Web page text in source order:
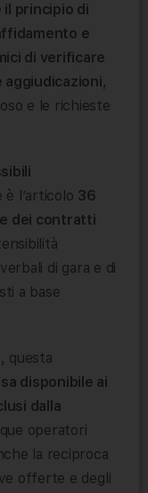
principio di
e
di verificare
,
e le richieste
l’articolo 36
dei contratti
di gara e di
a base
, questa
disponibile ai
dalla
operatori
la reciproca
offerte e degli